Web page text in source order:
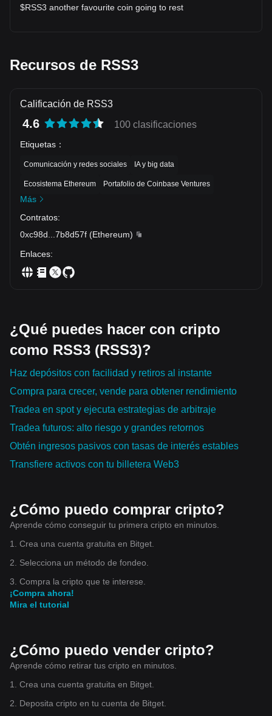
lo convierte en un activo intrigante tanto para inversores
RSS3 en los principales exchanges, como Bitget, que ofrece una
plataforma segura y fácil de usar para los entusiastas de las
$RSS3 another favourite coin going to rest
Recursos de RSS3
Calificación de RSS3
4.6 100 clasificaciones
Etiquetas ：
Comunicación y redes sociales IA y big data
Ecosistema Ethereum Portafolio de Coinbase Ventures
Más
Contratos:
0xc98d
7b8d57f (Ethereum)
Enlaces:
¿Qué puedes hacer con cripto
como RSS3 (RSS3)?
Haz depósitos con facilidad y retiros al instante
Compra para crecer, vende para obtener rendimiento
Tradea en spot y ejecuta estrategias de arbitraje
Tradea futuros: alto riesgo y grandes retornos
Obtén ingresos pasivos con tasas de interés estables
Transfiere activos con tu billetera Web3
¿Cómo puedo comprar cripto?
Aprende cómo conseguir tu primera cripto en minutos.
1. Crea una cuenta gratuita en Bitget.
2. Selecciona un método de fondeo.
3. Compra la cripto que te interese.
¡Compra ahora!
Mira el tutorial
¿Cómo puedo vender cripto?
Aprende cómo retirar tus cripto en minutos.
1. Crea una cuenta gratuita en Bitget.
2. Deposita cripto en tu cuenta de Bitget.